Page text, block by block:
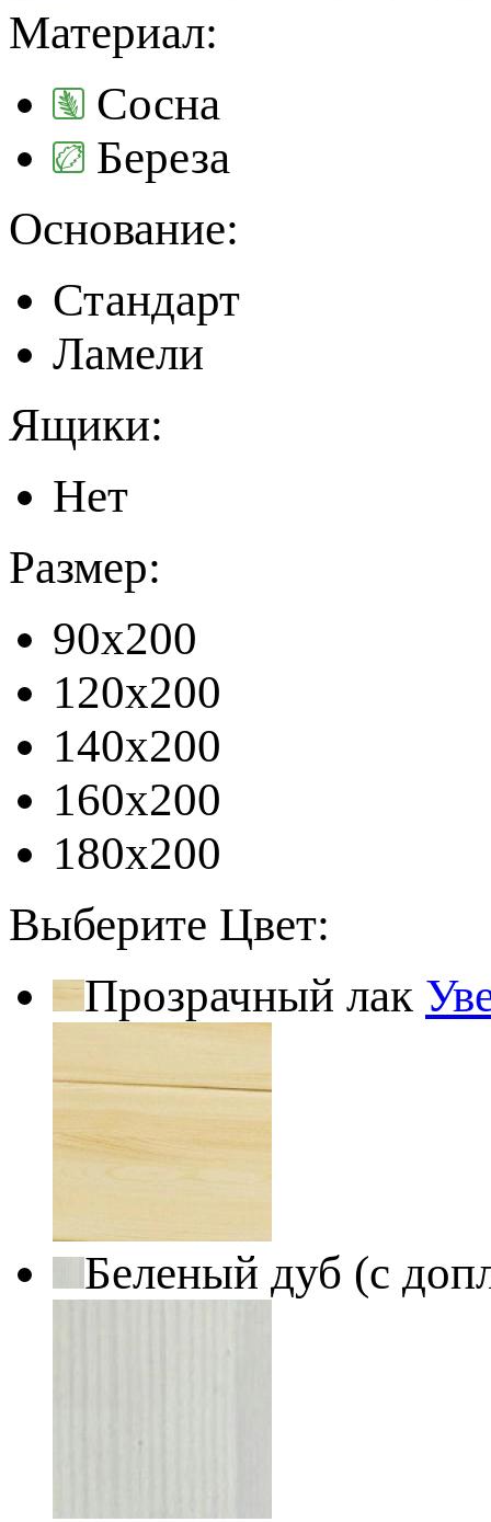
Материал:
Сосна
Береза
Основание:
Стандарт
Ламели
Ящики:
Нет
Размер:
90x200
120x200
140x200
160x200
180x200
Выберите Цвет:
Прозрачный лак
Беленый дуб (с